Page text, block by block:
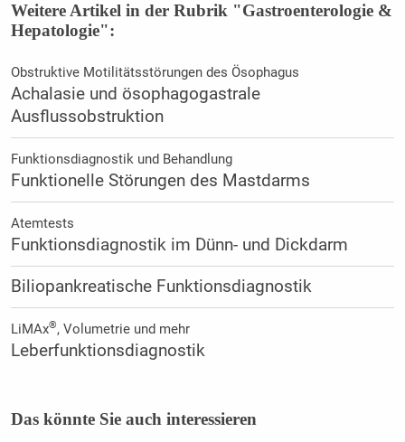
Weitere Artikel in der Rubrik "Gastroenterologie &
Hepatologie":
Obstruktive Motilitätsstörungen des Ösophagus
Achalasie und ösophagogastrale
Ausflussobstruktion
Funktionsdiagnostik und Behandlung
Funktionelle Störungen des Mastdarms
Atemtests
Funktionsdiagnostik im Dünn- und Dickdarm
Biliopankreatische Funktionsdiagnostik
LiMAx®, Volumetrie und mehr
Leberfunktionsdiagnostik
Das könnte Sie auch interessieren